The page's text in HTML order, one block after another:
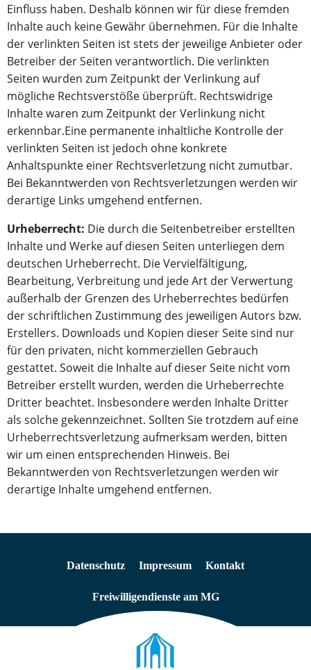
Einfluss haben. Deshalb können wir für diese fremden
Inhalte auch keine Gewähr übernehmen. Für die Inhalte
der verlinkten Seiten ist stets der jeweilige Anbieter oder
Betreiber der Seiten verantwortlich. Die verlinkten
Seiten wurden zum Zeitpunkt der Verlinkung auf
mögliche Rechtsverstöße überprüft. Rechtswidrige
Inhalte waren zum Zeitpunkt der Verlinkung nicht
erkennbar.Eine permanente inhaltliche Kontrolle der
verlinkten Seiten ist jedoch ohne konkrete
Anhaltspunkte einer Rechtsverletzung nicht zumutbar.
Bei Bekanntwerden von Rechtsverletzungen werden wir
derartige Links umgehend entfernen.
Urheberrecht: Die durch die Seitenbetreiber erstellten
Inhalte und Werke auf diesen Seiten unterliegen dem
deutschen Urheberrecht. Die Vervielfältigung,
Bearbeitung, Verbreitung und jede Art der Verwertung
außerhalb der Grenzen des Urheberrechtes bedürfen
der schriftlichen Zustimmung des jeweiligen Autors bzw.
Erstellers. Downloads und Kopien dieser Seite sind nur
für den privaten, nicht kommerziellen Gebrauch
gestattet. Soweit die Inhalte auf dieser Seite nicht vom
Betreiber erstellt wurden, werden die Urheberrechte
Dritter beachtet. Insbesondere werden Inhalte Dritter
als solche gekennzeichnet. Sollten Sie trotzdem auf eine
Urheberrechtsverletzung aufmerksam werden, bitten
wir um einen entsprechenden Hinweis. Bei
Bekanntwerden von Rechtsverletzungen werden wir
derartige Inhalte umgehend entfernen.
Datenschutz Impressum Kontakt
Freiwilligendienste am MG